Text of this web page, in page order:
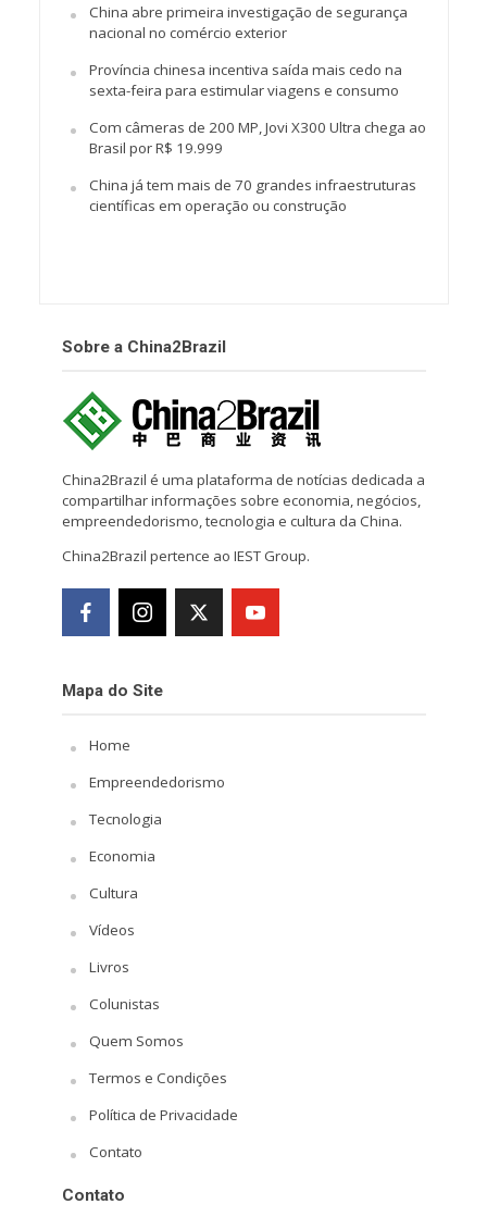
China abre primeira investigação de segurança
nacional no comércio exterior
Província chinesa incentiva saída mais cedo na
sexta-feira para estimular viagens e consumo
Com câmeras de 200 MP, Jovi X300 Ultra chega ao
Brasil por R$ 19.999
China já tem mais de 70 grandes infraestruturas
científicas em operação ou construção
Sobre a China2Brazil
China2Brazil é uma plataforma de notícias dedicada a
compartilhar informações sobre economia, negócios,
empreendedorismo, tecnologia e cultura da China.
China2Brazil pertence ao IEST Group.
Mapa do Site
Home
Empreendedorismo
Tecnologia
Economia
Cultura
Vídeos
Livros
Colunistas
Quem Somos
Termos e Condições
Política de Privacidade
Contato
Contato